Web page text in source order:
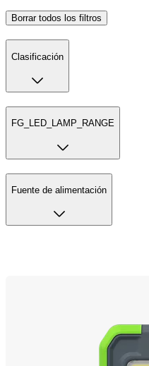
Borrar todos los filtros
Clasificación
FG_LED_LAMP_RANGE
Fuente de alimentación